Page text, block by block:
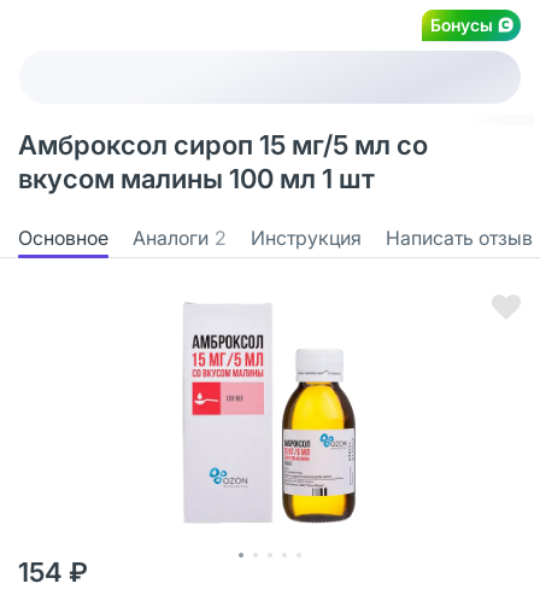
Бонусы
Амброксол сироп 15 мг/5 мл со
вкусом малины 100 мл 1 шт
Основное Аналоги 2 Инструкция Написать отзыв
154 ₽